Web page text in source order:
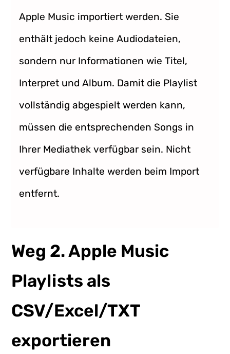
Apple Music importiert werden. Sie
enthält jedoch keine Audiodateien,
sondern nur Informationen wie Titel,
Interpret und Album. Damit die Playlist
vollständig abgespielt werden kann,
müssen die entsprechenden Songs in
Ihrer Mediathek verfügbar sein. Nicht
verfügbare Inhalte werden beim Import
entfernt.
Weg 2. Apple Music
Playlists als
CSV/Excel/TXT
exportieren